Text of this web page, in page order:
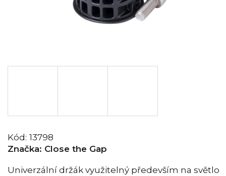
Kód: 13798
Značka: Close the Gap
Univerzální držák využitelný především na světlo